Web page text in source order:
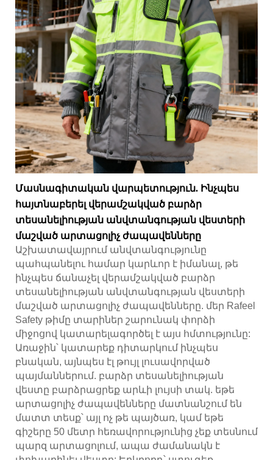
Մասնագիտական վարպետություն. Ինչպես
հայտնաբերել վերամշակված բարձր
տեսանելիության անվտանգության վեստերի
մաշված արտացոլիչ ժապավենները
Աշխատավայրում անվտանգությունը
պահպանելու համար կարևոր է իմանալ, թե
ինչպես ճանաչել վերամշակված բարձր
տեսանելիության անվտանգության վեստերի
մաշված արտացոլիչ ժապավենները. մեր Rafeel
Safety թիմը տարիներ շարունակ փորձի
միջոցով կատարելագործել է այս հմտությունը:
Առաջին՝ կատարեք դիտարկում ինչպես
բնական, այնպես էլ թույլ լուսավորված
պայմաններում. բարձր տեսանելիության
վեստը բարձրացրեք արևի լույսի տակ. եթե
արտացոլիչ ժապավենները մատնանշում են
մատտ տեսք՝ այլ ոչ թե պայծառ, կամ եթե
գիշերը 50 մետր հեռավորությունից չեք տեսնում
պարզ արտացոլում, ապա ժամանակն է